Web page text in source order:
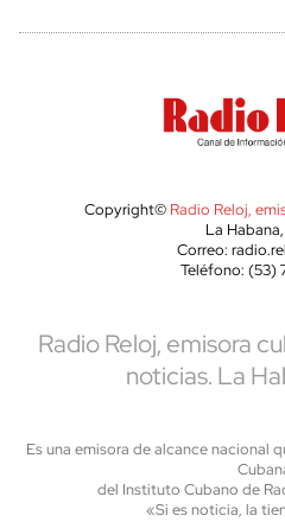
Copyright© Radio Reloj,
La
Correo:
Teléfono: (53)
Radio Reloj, emisora
noticias. La
Es una emisora de alcance nacional
del Instituto Cubano de
«Si es noticia, la